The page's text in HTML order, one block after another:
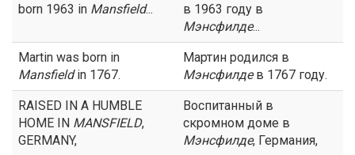
born 1963 in Mansfield...
в 1963 году в
Мэнсфилде...
Martin was born in
Mansfieldin 1767.
Мартин родился в
Мэнсфилдев 1767 году.
RAISED IN A HUMBLE
HOME IN MANSFIELD,
GERMANY,
Воспитанный в
скромном доме в
Мэнсфилде, Германия,